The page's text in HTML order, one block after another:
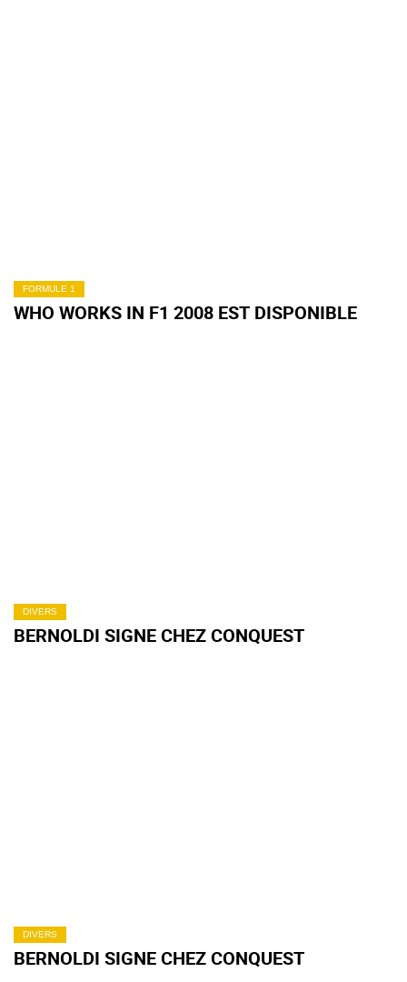
FORMULE 1
WHO WORKS IN F1 2008 EST DISPONIBLE
DIVERS
BERNOLDI SIGNE CHEZ CONQUEST
DIVERS
BERNOLDI SIGNE CHEZ CONQUEST